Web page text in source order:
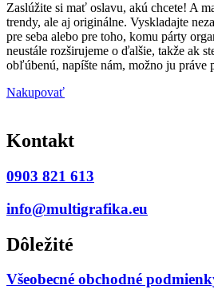
Zaslúžite si mať oslavu, akú chcete! A
trendy, ale aj originálne. Vyskladajte
pre seba alebo pre toho, komu párty
neustále rozširujeme o ďalšie, takže ak
obľúbenú, napíšte nám, možno ju práve
Nakupovať
Kontakt
0903 821 613
info@multigrafika.eu
Dôležité
Všeobecné obchodné